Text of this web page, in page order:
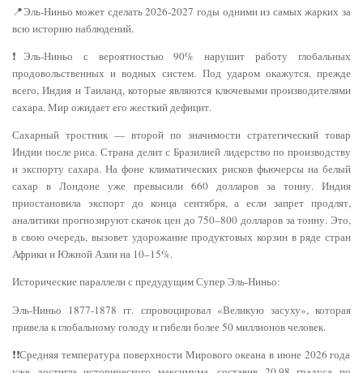
📍Эль-Ниньо может сделать 2026-2027 годы одними из самых жарких за
всю историю наблюдений.
❗️Эль-Ниньо с вероятностью 90% нарушит работу глобальных
продовольственных и водных систем. Под ударом окажутся, прежде
всего, Индия и Таиланд, которые являются ключевыми производителями
сахара. Мир ожидает его жесткий дефицит.
Сахарный тростник — второй по значимости стратегический товар
Индии после риса. Страна делит с Бразилией лидерство по производству
и экспорту сахара. На фоне климатических рисков фьючерсы на белый
сахар в Лондоне уже превысили 660 долларов за тонну. Индия
приостановила экспорт до конца сентября, а если запрет продлят,
аналитики прогнозируют скачок цен до 750–800 долларов за тонну. Это,
в свою очередь, вызовет удорожание продуктовых корзин в ряде стран
Африки и Южной Азии на 10–15%.
Исторические параллели с предудущим Супер Эль-Ниньо:
Эль-Ниньо 1877-1878 гг. спровоцировал «Великую засуху», которая
привела к глобальному голоду и гибели более 50 миллионов человек.
❗️❗️Средняя температура поверхности Мирового океана в июне 2026 года